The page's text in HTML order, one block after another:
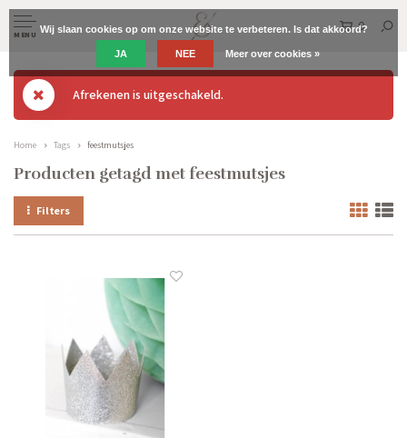
MENU
0
Afrekenen is uitgeschakeld.
Home Tags feestmutsjes
Producten getagd met feestmutsjes
Filters
Wij slaan cookies op om onze website te verbeteren. Is dat akkoord?
JA NEE Meer over cookies »